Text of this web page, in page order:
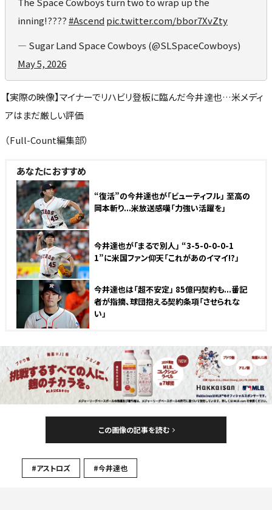
inning!????#Ascend pic.twitter.com/bbor7XvZty
— Sugar Land Space Cowboys (@SLSpaceCowboys)
May 5, 2026
【実際の映像】マイナーでリハビリ登板に臨んだ今井達也…米メディ
アはまだ厳しい評価
（Full-Count編集部）
あなたにおすすめ
“復活”の今井達也が「ビューティフル」 至高の
岡本斬り...米放送感嘆「力強い活躍を」
今井達也が「まるで別人」 “3-5-0-0-0-1
1”に米国ファン仰天「これがあのイマイ!?」
今井達也は「超不安定」 85億円契約も...番記
者が指摘、球団抱える契約条項「させられな
い」
この画像の記事を読む
#アストロズ #今井達也